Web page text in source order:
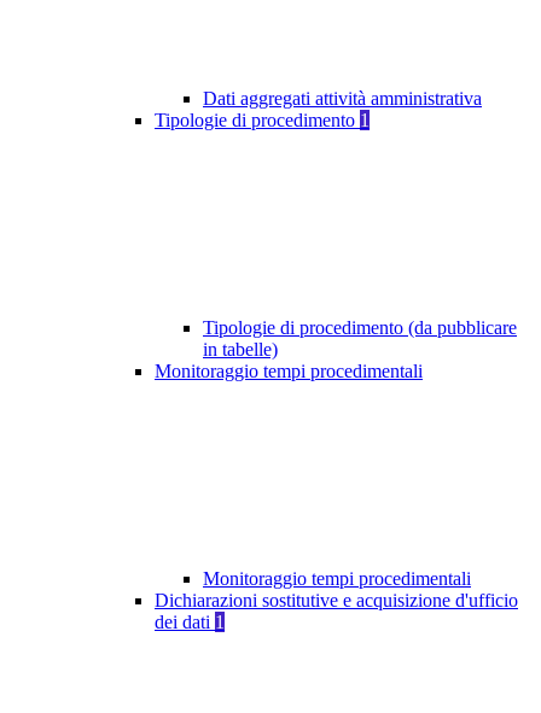
Dati aggregati attività amministrativa
Tipologie di procedimento 1
Tipologie di procedimento (da pubblicare
in tabelle)
Monitoraggio tempi procedimentali
Monitoraggio tempi procedimentali
Dichiarazioni sostitutive e acquisizione d'ufficio
dei dati 1